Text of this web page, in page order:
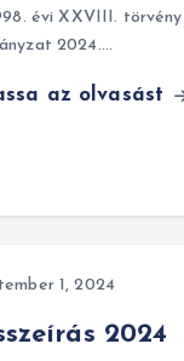
évi XXVIII.
2024.…
az olvasást
1, 2024
2024